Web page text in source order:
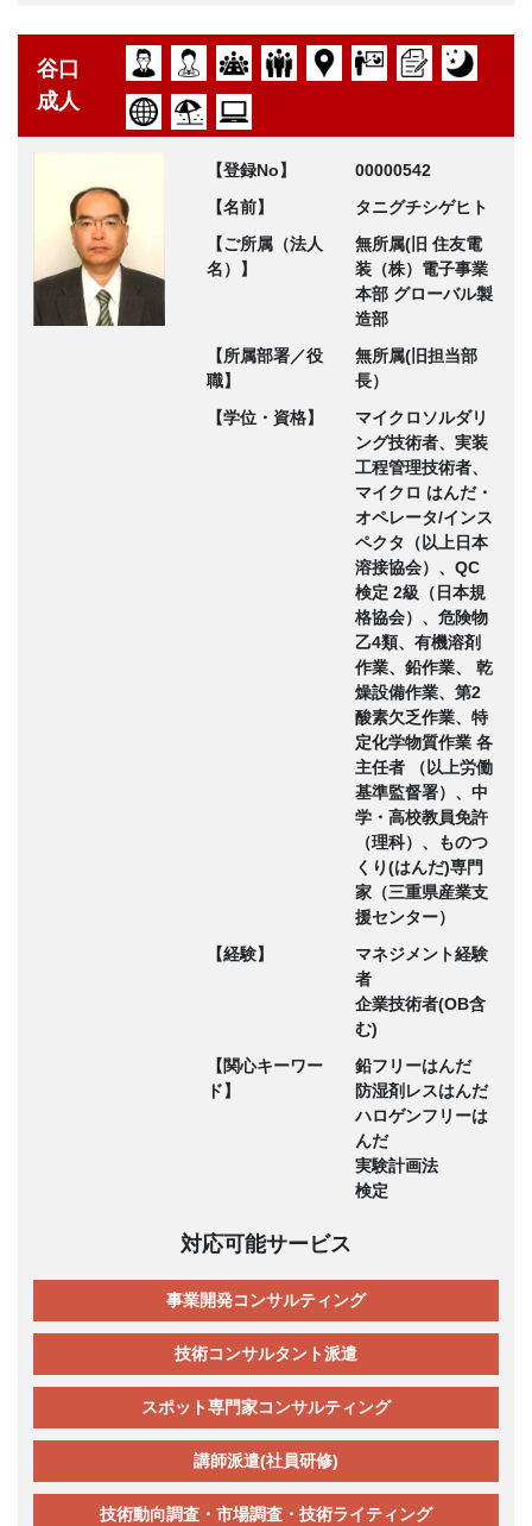
谷口
成人
【登録No】
00000542
【名前】
タニグチシゲヒト
【ご所属（法人
名）】
無所属(旧 住友電
装（株）電子事業
本部 グローバル製
造部
【所属部署／役
職】
無所属(旧担当部
長）
【学位・資格】
マイクロソルダリ
ング技術者、実装
工程管理技術者、
マイクロ はんだ・
オペレータ/インス
ペクタ（以上日本
溶接協会）、QC
検定 2級（日本規
格協会）、危険物
乙4類、有機溶剤
作業、鉛作業、 乾
燥設備作業、第2
酸素欠乏作業、特
定化学物質作業 各
主任者 （以上労働
基準監督署）、中
学・高校教員免許
（理科）、ものつ
くり(はんだ)専門
家（三重県産業支
援センター）
【経験】
マネジメント経験
者
企業技術者(OB含
む)
【関心キーワー
ド】
鉛フリーはんだ
防湿剤レスはんだ
ハロゲンフリーは
んだ
実験計画法
検定
対応可能サービス
事業開発コンサルティング
技術コンサルタント派遣
スポット専門家コンサルティング
講師派遣(社員研修)
技術動向調査・市場調査・技術ライティング